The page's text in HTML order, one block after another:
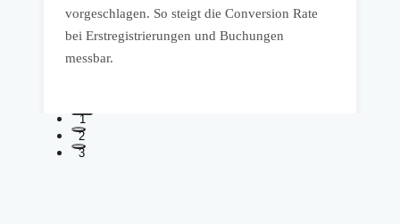
vorgeschlagen. So steigt die Conversion Rate
bei Erstregistrierungen und Buchungen
messbar.
1
2
3